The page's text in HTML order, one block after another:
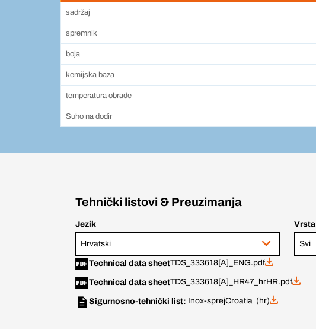
sadržaj
spremnik
boja
kemijska baza
temperatura obrade
Suho na dodir
Tehnički listovi & Preuzimanja
Jezik
Hrvatski
Vrsta
Svi
Technical data sheetTDS_333618[A]_ENG.pdf
Technical data sheetTDS_333618[A]_HR47_hrHR.pdf
Sigurnosno-tehnički list: Inox-sprejCroatia (hr)